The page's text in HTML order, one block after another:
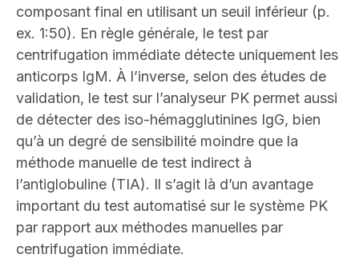
composant final en utilisant un seuil inférieur (p.
ex. 1:50). En règle générale, le test par
centrifugation immédiate détecte uniquement les
anticorps IgM. À l’inverse, selon des études de
validation, le test sur l’analyseur PK permet aussi
de détecter des iso-hémagglutinines IgG, bien
qu’à un degré de sensibilité moindre que la
méthode manuelle de test indirect à
l’antiglobuline (TIA). Il s’agit là d’un avantage
important du test automatisé sur le système PK
par rapport aux méthodes manuelles par
centrifugation immédiate.